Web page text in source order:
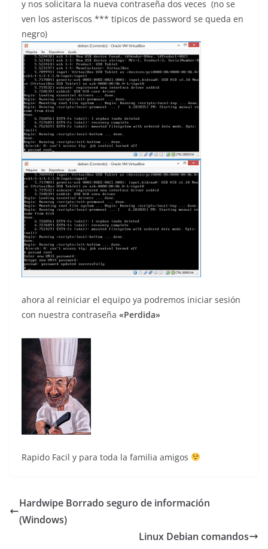
y nos solicitara la nueva contraseña dos veces (no se
ven los asteriscos *** tipicos de password se queda en
negro)
ahora al reiniciar el equipo ya podremos iniciar sesión
con nuestra contraseña «Perdida»
Rapido Facil y para toda la familia amigos
Hardwipe Borrado seguro de información
(Windows)
Linux Debian comandos